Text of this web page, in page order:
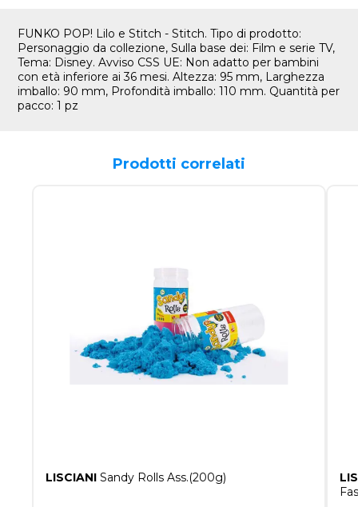
FUNKO POP! Lilo e Stitch - Stitch. Tipo di prodotto:
Personaggio da collezione, Sulla base dei: Film e serie TV,
Tema: Disney. Avviso CSS UE: Non adatto per bambini
con età inferiore ai 36 mesi. Altezza: 95 mm, Larghezza
imballo: 90 mm, Profondità imballo: 110 mm. Quantità per
pacco: 1 pz
Prodotti correlati
LISCIANI Sandy Rolls Ass.(200g)